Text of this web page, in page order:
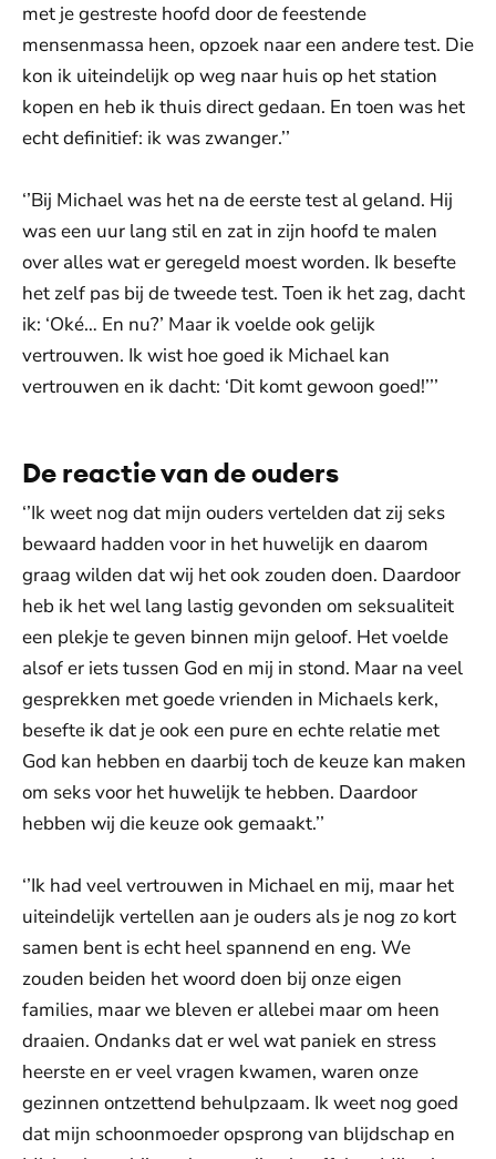
met je gestreste hoofd door de feestende
mensenmassa heen, opzoek naar een andere test. Die
kon ik uiteindelijk op weg naar huis op het station
kopen en heb ik thuis direct gedaan. En toen was het
echt definitief: ik was zwanger.’’
‘’Bij Michael was het na de eerste test al geland. Hij
was een uur lang stil en zat in zijn hoofd te malen
over alles wat er geregeld moest worden. Ik besefte
het zelf pas bij de tweede test. Toen ik het zag, dacht
ik: ‘Oké… En nu?’ Maar ik voelde ook gelijk
vertrouwen. Ik wist hoe goed ik Michael kan
vertrouwen en ik dacht: ‘Dit komt gewoon goed!’’’
De reactie van de ouders
‘’Ik weet nog dat mijn ouders vertelden dat zij seks
bewaard hadden voor in het huwelijk en daarom
graag wilden dat wij het ook zouden doen. Daardoor
heb ik het wel lang lastig gevonden om seksualiteit
een plekje te geven binnen mijn geloof. Het voelde
alsof er iets tussen God en mij in stond. Maar na veel
gesprekken met goede vrienden in Michaels kerk,
besefte ik dat je ook een pure en echte relatie met
God kan hebben en daarbij toch de keuze kan maken
om seks voor het huwelijk te hebben. Daardoor
hebben wij die keuze ook gemaakt.’’
‘’Ik had veel vertrouwen in Michael en mij, maar het
uiteindelijk vertellen aan je ouders als je nog zo kort
samen bent is echt heel spannend en eng. We
zouden beiden het woord doen bij onze eigen
families, maar we bleven er allebei maar om heen
draaien. Ondanks dat er wel wat paniek en stress
heerste en er veel vragen kwamen, waren onze
gezinnen ontzettend behulpzaam. Ik weet nog goed
dat mijn schoonmoeder opsprong van blijdschap en